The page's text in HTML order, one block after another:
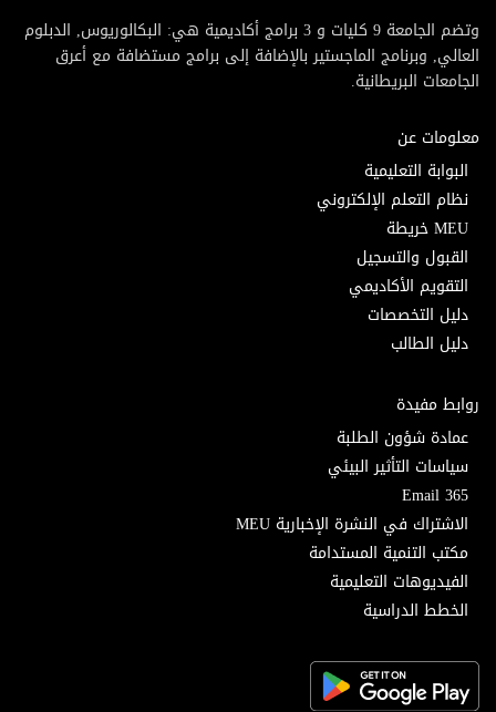
وتضم الجامعة 9 كليات و 3 برامج أكاديمية هي: البكالوريوس, الدبلوم
العالي, وبرنامج الماجستير بالإضافة إلى برامج مستضافة مع أعرق
الجامعات البريطانية.
معلومات عن
البوابة التعليمية
نظام التعلم الإلكتروني
MEU خريطة
القبول والتسجيل
التقويم الأكاديمي
دليل التخصصات
دليل الطالب
روابط مفيدة
عمادة شؤون الطلبة
سياسات التأثير البيئي
Email 365
الاشتراك في النشرة الإخبارية MEU
مكتب التنمية المستدامة
الفيديوهات التعليمية
الخطط الدراسية